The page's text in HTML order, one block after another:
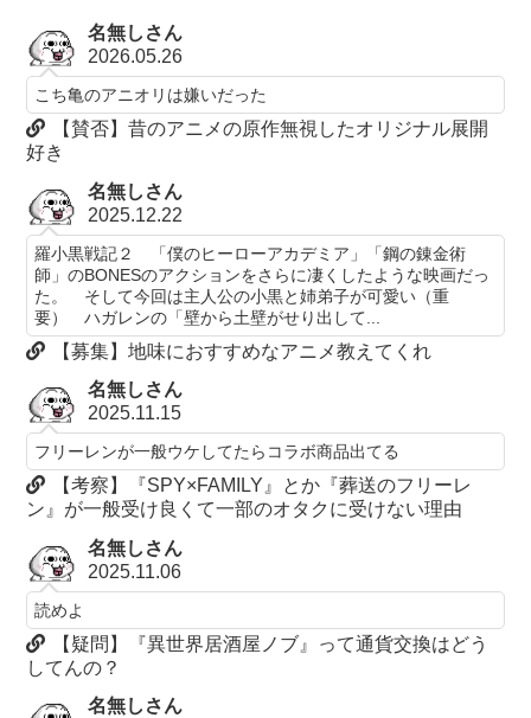
名無しさん
2026.05.26
こち亀のアニオリは嫌いだった
【賛否】昔のアニメの原作無視したオリジナル展開
好き
名無しさん
2025.12.22
羅小黒戦記２ 「僕のヒーローアカデミア」「鋼の錬金術
師」のBONESのアクションをさらに凄くしたような映画だっ
た。 そして今回は主人公の小黒と姉弟子が可愛い（重
要） ハガレンの「壁から土壁がせり出して...
【募集】地味におすすめなアニメ教えてくれ
名無しさん
2025.11.15
フリーレンが一般ウケしてたらコラボ商品出てる
【考察】『SPY×FAMILY』とか『葬送のフリーレ
ン』が一般受け良くて一部のオタクに受けない理由
名無しさん
2025.11.06
読めよ
【疑問】『異世界居酒屋ノブ』って通貨交換はどう
してんの？
名無しさん